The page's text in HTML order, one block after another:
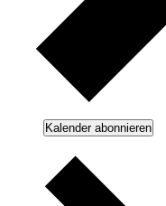
Kalender abonnieren